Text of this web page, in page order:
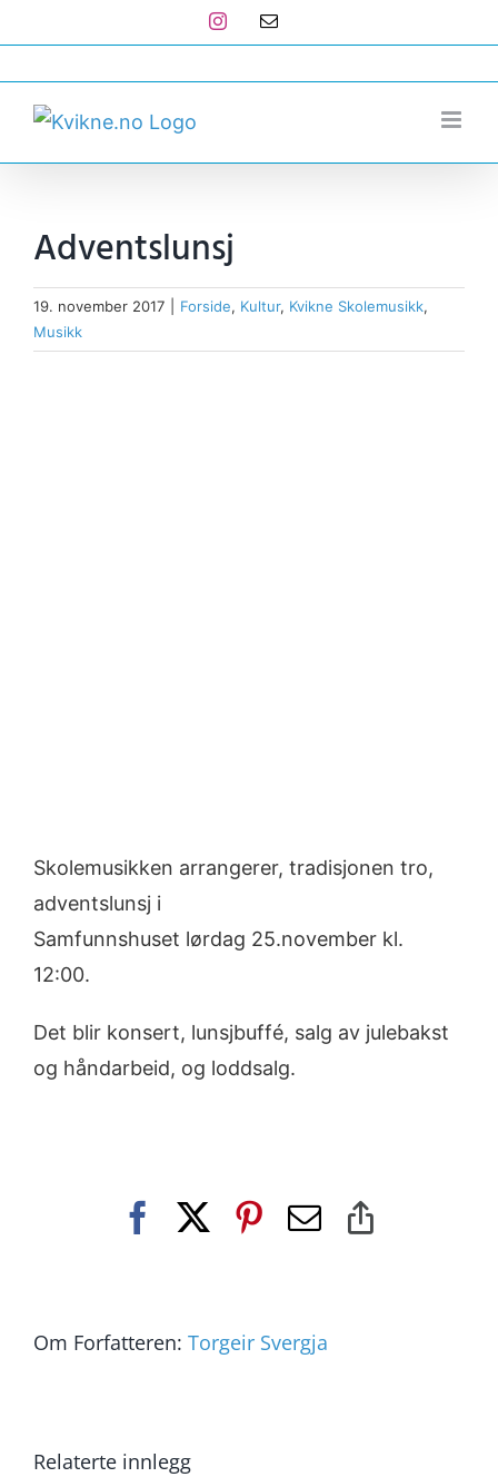
to
content
Instagram
E-
Adventslunsj
19. november 2017 Forside, Kultur, Kvikne Skolemusikk,
Musikk
Skolemusikken arrangerer, tradisjonen tro,
adventslunsj i
Samfunnshuset lørdag 25.november kl.
12:00.
Det blir konsert, lunsjbuffé, salg av julebakst
og håndarbeid, og loddsalg.
Facebook Pinterest
E-
Om Forfatteren: Torgeir Svergja
Relaterte innlegg